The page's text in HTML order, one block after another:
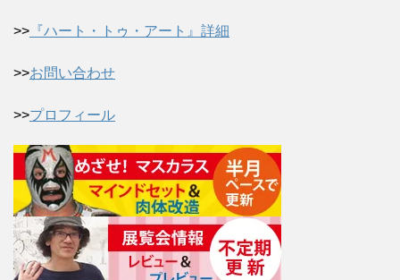
>> 『ハート・トゥ・アート』詳細
>>お問い合わせ
>>プロフィール